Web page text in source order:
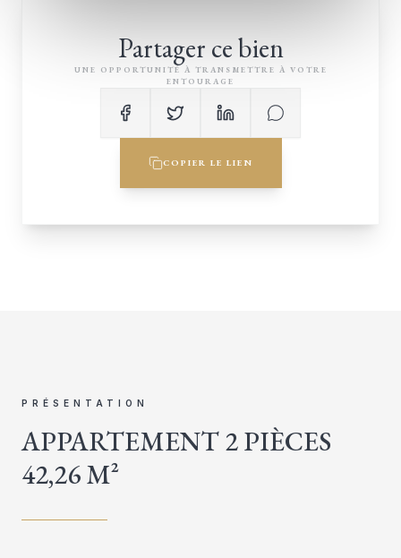
Partager ce bien
UNE OPPORTUNITÉ À TRANSMETTRE À VOTRE
ENTOURAGE
COPIER LE LIEN
PRÉSENTATION
APPARTEMENT 2 PIÈCES
42,26 M²